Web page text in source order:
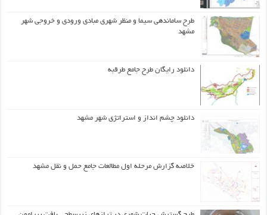
طرح ساماندهی سیما و منظر شهری مبادی ورودی و خروجی شهر
مشهد
دانلود رایگان طرح جامع طرقبه
دانلود چشم انداز و استراتژی شهر مشهد
خلاصه گزارش مرحله اول مطالعات جامع حمل و نقل مشهد